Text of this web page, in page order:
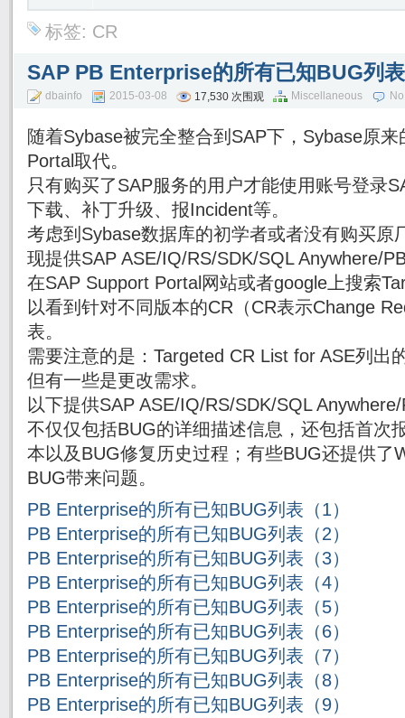
标签: CR
SAP PB Enterprise的所有已知BUG列
dbainfo 2015-03-08 17,530 次围观 Miscellaneous
随着Sybase被完全整合到SAP下，Sybase原
Portal取代。
只有购买了SAP服务的用户才能使用账号登录
下载、补丁升级、报Incident等。
考虑到Sybase数据库的初学者或者没有购买原
现提供SAP ASE/IQ/RS/SDK/SQL Anywhere/
在SAP Support Portal网站或者google上搜索
以看到针对不同版本的CR（CR表示Change
表。
需要注意的是：Targeted CR List for ASE列出
但有一些是更改需求。
以下提供SAP ASE/IQ/RS/SDK/SQL
不仅仅包括BUG的详细描述信息，还包括首次
本以及BUG修复历史过程；有些BUG还提供了
BUG带来问题。
PB Enterprise的所有已知BUG列表（1）
PB Enterprise的所有已知BUG列表（2）
PB Enterprise的所有已知BUG列表（3）
PB Enterprise的所有已知BUG列表（4）
PB Enterprise的所有已知BUG列表（5）
PB Enterprise的所有已知BUG列表（6）
PB Enterprise的所有已知BUG列表（7）
PB Enterprise的所有已知BUG列表（8）
PB Enterprise的所有已知BUG列表（9）